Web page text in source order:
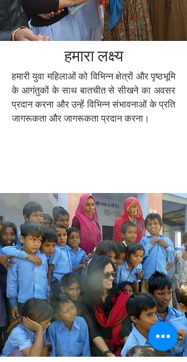
हमारा लक्ष्य
हमारी युवा महिलाओं को विभिन्न क्षेत्रों और पृष्ठभूमि
के आगंतुकों के साथ बातचीत से सीखने का अवसर
प्रदान करना और उन्हें विभिन्न संभावनाओं के प्रति
जागरूकता और जागरूकता प्रदान करना।